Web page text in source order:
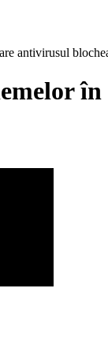
antivirusul